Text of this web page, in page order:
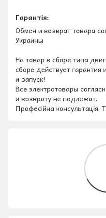
Гарантія:
Обмен и возврат товара
Украины
На товар в сборе типа
сборе действует гарантия
и запуск!
Все электротовары
и возврату не подлежат.
Професійна консультація.